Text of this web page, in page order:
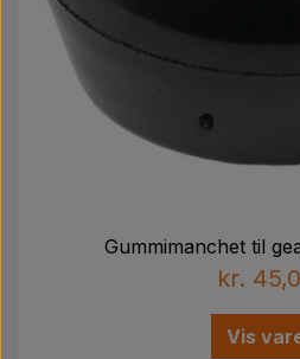
Gummimanchet til
kr.
Vis